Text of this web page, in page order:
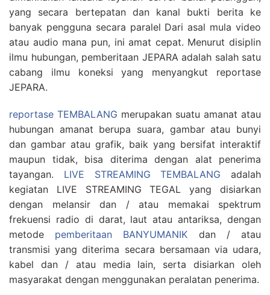
yang secara bertepatan dan kanal bukti berita ke
banyak pengguna secara paralel Dari asal mula video
atau audio mana pun, ini amat cepat. Menurut disiplin
ilmu hubungan, pemberitaan JEPARA adalah salah satu
cabang ilmu koneksi yang menyangkut reportase
JEPARA.
reportase TEMBALANG merupakan suatu amanat atau
hubungan amanat berupa suara, gambar atau bunyi
dan gambar atau grafik, baik yang bersifat interaktif
maupun tidak, bisa diterima dengan alat penerima
tayangan. LIVE STREAMING TEMBALANG adalah
kegiatan LIVE STREAMING TEGAL yang disiarkan
dengan melansir dan / atau memakai spektrum
frekuensi radio di darat, laut atau antariksa, dengan
metode pemberitaan BANYUMANIK dan / atau
transmisi yang diterima secara bersamaan via udara,
kabel dan / atau media lain, serta disiarkan oleh
masyarakat dengan menggunakan peralatan penerima.